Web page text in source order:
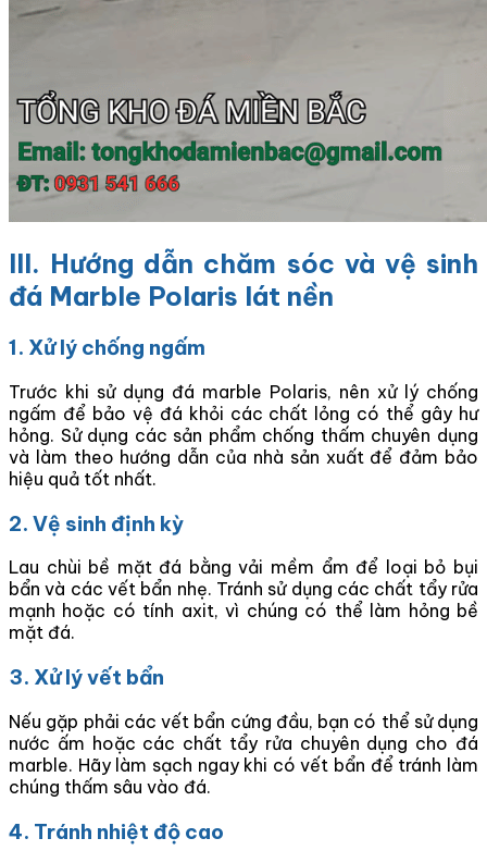
III. Hướng dẫn chăm sóc và vệ sinh
đá Marble Polaris lát nền
1. Xử lý chống ngấm
Trước khi sử dụng đá marble Polaris, nên xử lý chống
ngấm để bảo vệ đá khỏi các chất lỏng có thể gây hư
hỏng. Sử dụng các sản phẩm chống thấm chuyên dụng
và làm theo hướng dẫn của nhà sản xuất để đảm bảo
hiệu quả tốt nhất.
2. Vệ sinh định kỳ
Lau chùi bề mặt đá bằng vải mềm ẩm để loại bỏ bụi
bẩn và các vết bẩn nhẹ. Tránh sử dụng các chất tẩy rửa
mạnh hoặc có tính axit, vì chúng có thể làm hỏng bề
mặt đá.
3. Xử lý vết bẩn
Nếu gặp phải các vết bẩn cứng đầu, bạn có thể sử dụng
nước ấm hoặc các chất tẩy rửa chuyên dụng cho đá
marble. Hãy làm sạch ngay khi có vết bẩn để tránh làm
chúng thấm sâu vào đá.
4. Tránh nhiệt độ cao